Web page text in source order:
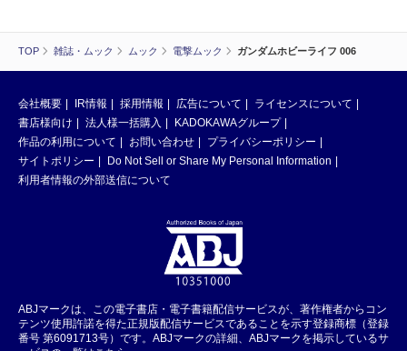
TOP 雑誌・ムック ムック 電撃ムック ガンダムホビーライフ 006
会社概要 IR情報 採用情報 広告について
ライセンスについて
書店様向け
法人様一括購入
KADOKAWAグループ
作品の利用について
お問い合わせ
プライバシーポリシー
サイトポリシー
Do Not Sell or Share My Personal Information
利用者情報の外部送信について
ABJマークは、この電子書店・電子書籍配信サービスが、著作権者からコン
テンツ使用許諾を得た正規版配信サービスであることを示す登録商標（登録
番号 第6091713号）です。ABJマークの詳細、ABJマークを掲示しているサ